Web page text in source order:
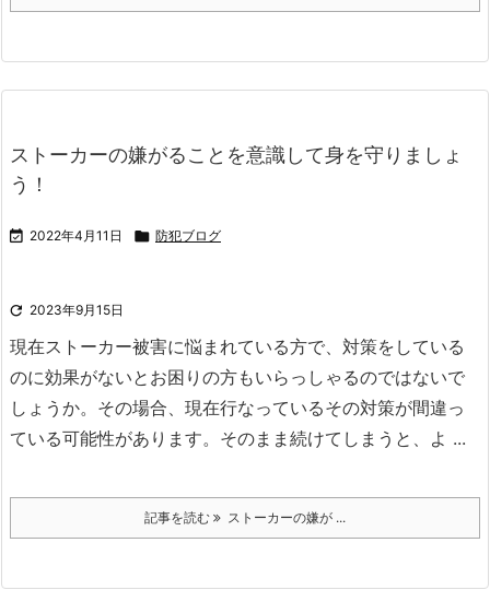
ストーカーの嫌がることを意識して身を守りましょ
う！
 2022年4月11日  防犯ブログ
 2023年9月15日
現在ストーカー被害に悩まれている方で、対策をしている
のに効果がないとお困りの方もいらっしゃるのではないで
しょうか。 その場合、現在行なっているその対策が間違っ
ている可能性があります。 そのまま続けてしまうと、よ ...
記事を読む ストーカーの嫌が ...